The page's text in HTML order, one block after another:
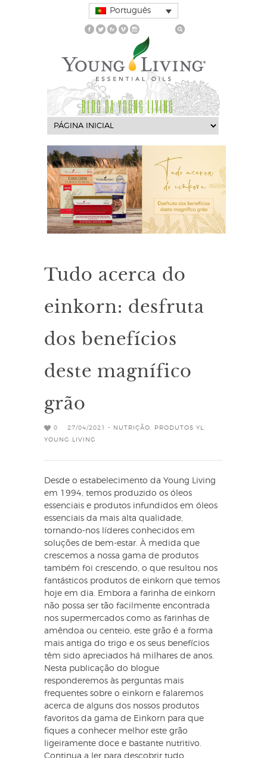
Português
BLOG DA YOUNG LIVING
Tudo acerca do
einkorn: desfruta
dos benefícios
deste magnífico
grão
0 27/04/2021 - NUTRIÇÃO PRODUTOS YL
YOUNG LIVING
Desde o estabelecimento da Young Living
em 1994, temos produzido os óleos
essenciais e produtos infundidos em óleos
essenciais da mais alta qualidade,
tornando-nos líderes conhecidos em
soluções de bem-estar. À medida que
crescemos a nossa gama de produtos
também foi crescendo, o que resultou nos
fantásticos produtos de einkorn que temos
hoje em dia. Embora a farinha de einkorn
não possa ser tão facilmente encontrada
nos supermercados como as farinhas de
amêndoa ou centeio, este grão é a forma
mais antiga do trigo e os seus benefícios
têm sido apreciados há milhares de anos.
Nesta publicação do blogue
responderemos às perguntas mais
frequentes sobre o einkorn e falaremos
acerca de alguns dos nossos produtos
favoritos da gama de Einkorn para que
fiques a conhecer melhor este grão
ligeiramente doce e bastante nutritivo.
Continua a ler para descobrir tudo.